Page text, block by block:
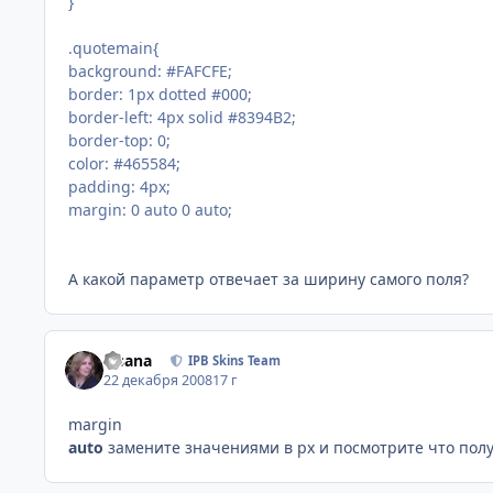
.quotemain{
background: #FAFCFE;
border: 1px dotted #000;
border-left: 4px solid #8394B2;
border-top: 0;
color: #465584;
padding: 4px;
margin: 0 auto 0 auto;
А какой параметр отвечает за ширину самого поля?
Fisana IPB Skins Team
22 декабря 200817 г
margin
auto замените значениями в px и посмотрите что